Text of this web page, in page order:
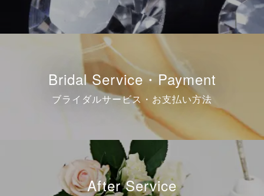
Bridal Service・Payment
ブライダルサービス・お支払い方法
After Service